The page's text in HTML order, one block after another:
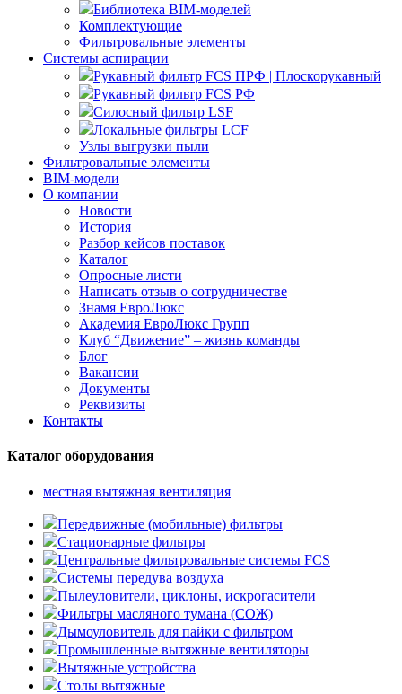
Библиотека BIM-моделей
Комплектующие
Фильтровальные элементы
Системы аспирации
Рукавный фильтр FCS ПРФ | Плоскорукавный
Рукавный фильтр FCS РФ
Силосный фильтр LSF
Локальные фильтры LCF
Узлы выгрузки пыли
Фильтровальные элементы
BIM-модели
О компании
Новости
История
Разбор кейсов поставок
Каталог
Опросные листи
Написать отзыв о сотрудничестве
Знамя ЕвроЛюкс
Академия ЕвроЛюкс Групп
Клуб “Движение” – жизнь команды
Блог
Вакансии
Документы
Реквизиты
Контакты
Каталог оборудования
местная вытяжная вентиляция
Передвижные (мобильные) фильтры
Стационарные фильтры
Центральные фильтровальные системы FCS
Системы передува воздуха
Пылеуловители, циклоны, искрогасители
Фильтры масляного тумана (СОЖ)
Дымоуловитель для пайки с фильтром
Промышленные вытяжные вентиляторы
Вытяжные устройства
Столы вытяжные